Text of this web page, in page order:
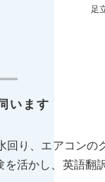
足
います
り、エアコン
活かし、英語